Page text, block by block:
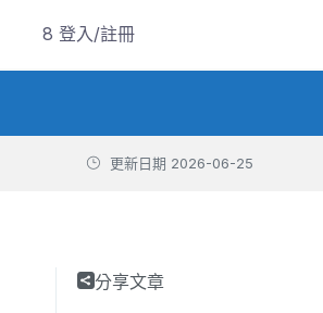
8 登入/註冊
更新日期 2026-06-25
分享文章